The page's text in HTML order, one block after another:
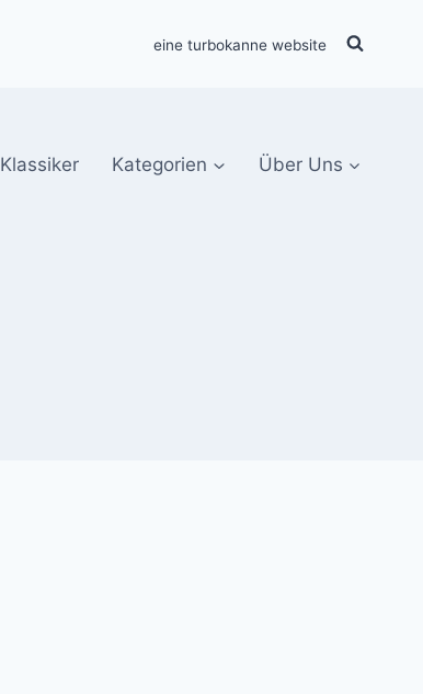
eine turbokanne website
Klassiker Kategorien Über Uns